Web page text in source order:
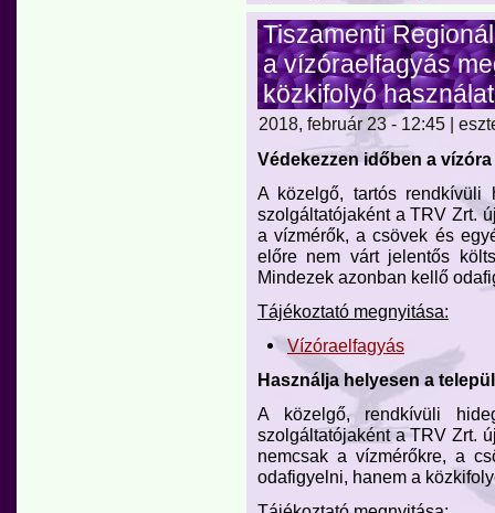
Tiszamenti
a vízóraelfagyás
közkifolyó
2018, február 23 - 12:45 |
Védekezzen időben a
A közelgő, tartós
szolgáltatójaként a TRV Zrt.
a vízmérők, a csövek és
előre nem várt jelentős
Mindezek azonban kellő
Tájékoztató megnyitása:
Vízóraelfagyás
Használja helyesen a
A közelgő, rendkívüli
szolgáltatójaként a TRV Zrt.
nemcsak a vízmérőkre, a
odafigyelni, hanem a